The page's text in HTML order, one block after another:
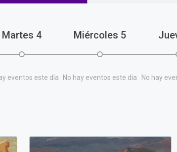
Martes 4
eventos este día
Miércoles 5
No hay eventos este día No hay